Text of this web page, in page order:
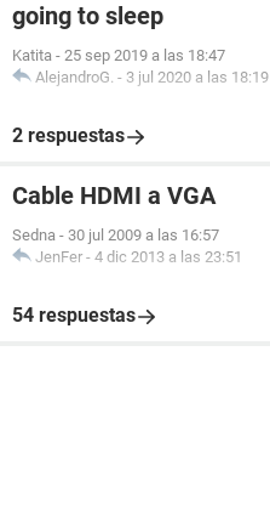
going to sleep
Katita - 25 sep 2019 a las 18:47
AlejandroG. - 3 jul 2020 a las 18:19
2 respuestas
Cable HDMI a VGA
Sedna - 30 jul 2009 a las 16:57
JenFer - 4 dic 2013 a las 23:51
54 respuestas